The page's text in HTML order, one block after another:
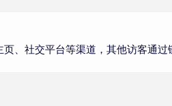
、社交平台等渠道，其他访客通